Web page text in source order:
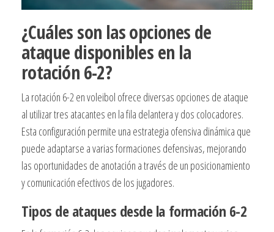
¿Cuáles son las opciones de
ataque disponibles en la
rotación 6-2?
La rotación 6-2 en voleibol ofrece diversas opciones de ataque
al utilizar tres atacantes en la fila delantera y dos colocadores.
Esta configuración permite una estrategia ofensiva dinámica que
puede adaptarse a varias formaciones defensivas, mejorando
las oportunidades de anotación a través de un posicionamiento
y comunicación efectivos de los jugadores.
Tipos de ataques desde la formación 6-2